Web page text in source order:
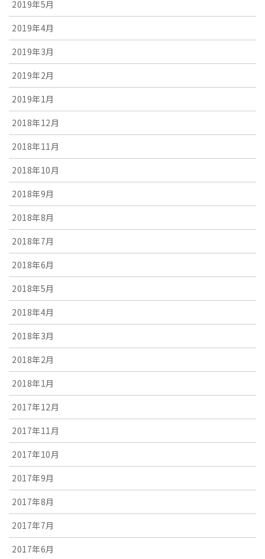
2019年5月
2019年4月
2019年3月
2019年2月
2019年1月
2018年12月
2018年11月
2018年10月
2018年9月
2018年8月
2018年7月
2018年6月
2018年5月
2018年4月
2018年3月
2018年2月
2018年1月
2017年12月
2017年11月
2017年10月
2017年9月
2017年8月
2017年7月
2017年6月